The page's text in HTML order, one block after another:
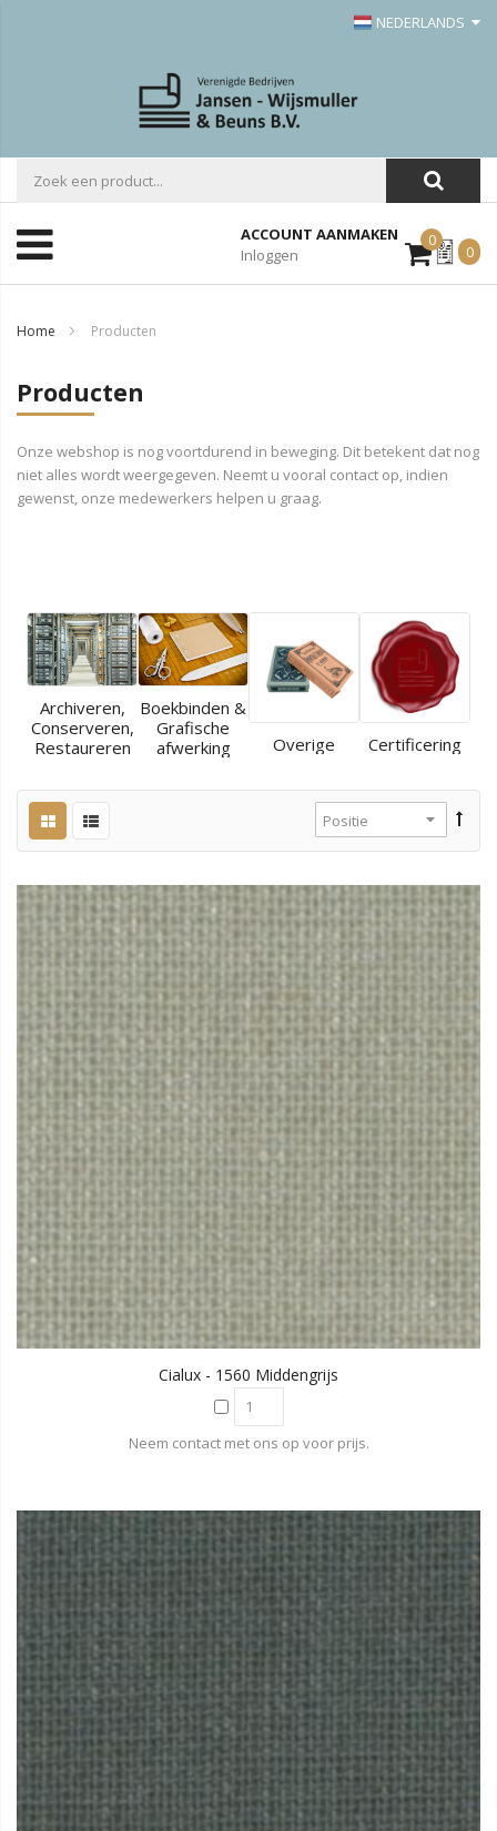
NEDERLANDS
ACCOUNT AANMAKEN
Inloggen
0Mijn
Offerte
0
Home Producten
Producten
Onze webshop is nog voortdurend in beweging. Dit betekent dat nog
niet alles wordt weergegeven. Neemt u vooral contact op, indien
gewenst, onze medewerkers helpen u graag.
Archiveren,
Conserveren,
Restaureren
Boekbinden &
Grafische
afwerking
Overige Certificering
Cialux - 1560 Middengrijs
Neem contact met ons op voor prijs.